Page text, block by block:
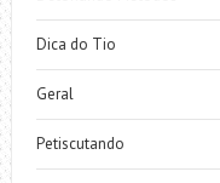
Dica do Tio
Geral
Petiscutando